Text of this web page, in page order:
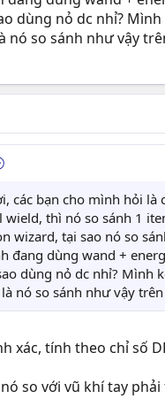
dùng nỏ dc nhỉ?
nó so sánh như vậy
các bạn cho mình hỏi là
wield, thì nó so sánh 1
wizard, tại sao nó so
đang dùng wand +
dùng nỏ dc nhỉ? Mình
nó so sánh như vậy
xác, tính theo chỉ số
so với vũ khí tay